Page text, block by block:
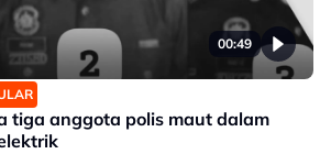
00:49
tiga anggota polis maut dalam